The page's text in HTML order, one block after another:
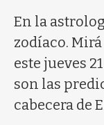
En la
zodíaco.
este jueves
son las
cabecera de